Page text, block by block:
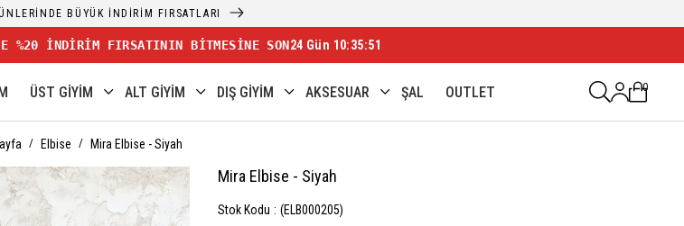
BÜYÜK İNDİRİM FIRSATLARI
%20 İNDİRİM FIRSATININ BİTMESİNE SON24 Gün 10:35:48
ÜST GİYİM ALT GİYİM DIŞ GİYİM AKSESUAR ŞAL OUTLET 0
Elbise Mira Elbise - Siyah
Mira Elbise - Siyah
Stok Kodu (ELB000205)